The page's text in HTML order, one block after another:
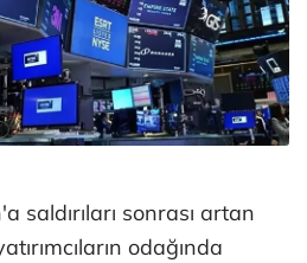
saldırıları sonrası artan
odağında